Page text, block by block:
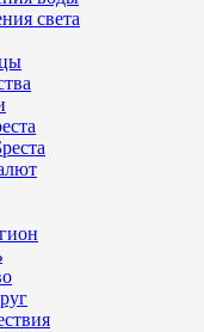
света